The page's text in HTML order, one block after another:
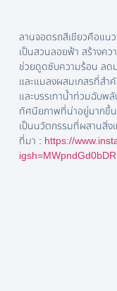
ลานจอดรถสีเขียวคือแน
เป็นสวนลอยฟ้า สร้างคว
ช่วยดูดซับความร้อน ลด
และแมลงผสมเกสรที่สำ
และบรรเทาน้ำท่วมฉับพ
ทัศนียภาพที่น่าอยู่มากขึ้น
เป็นนวัตกรรมที่ผสานสิ่ง
ที่มา : https://